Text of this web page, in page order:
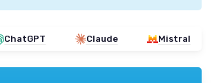
ChatGPT Claude Mistral